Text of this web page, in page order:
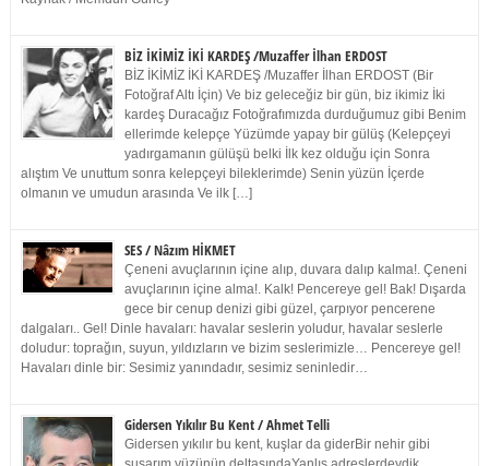
BİZ İKİMİZ İKİ KARDEŞ /Muzaffer İlhan ERDOST
BİZ İKİMİZ İKİ KARDEŞ /Muzaffer İlhan ERDOST (Bir
Fotoğraf Altı İçin) Ve biz geleceğiz bir gün, biz ikimiz İki
kardeş Duracağız Fotoğrafımızda durduğumuz gibi Benim
ellerimde kelepçe Yüzümde yapay bir gülüş (Kelepçeyi
yadırgamanın gülüşü belki İlk kez olduğu için Sonra
alıştım Ve unuttum sonra kelepçeyi bileklerimde) Senin yüzün İçerde
olmanın ve umudun arasında Ve ilk […]
SES / Nâzım HİKMET
Çeneni avuçlarının içine alıp, duvara dalıp kalma!. Çeneni
avuçlarının içine alma!. Kalk! Pencereye gel! Bak! Dışarda
gece bir cenup denizi gibi güzel, çarpıyor pencerene
dalgaları.. Gel! Dinle havaları: havalar seslerin yoludur, havalar seslerle
doludur: toprağın, suyun, yıldızların ve bizim seslerimizle… Pencereye gel!
Havaları dinle bir: Sesimiz yanındadır, sesimiz seninledir…
Gidersen Yıkılır Bu Kent / Ahmet Telli
Gidersen yıkılır bu kent, kuşlar da giderBir nehir gibi